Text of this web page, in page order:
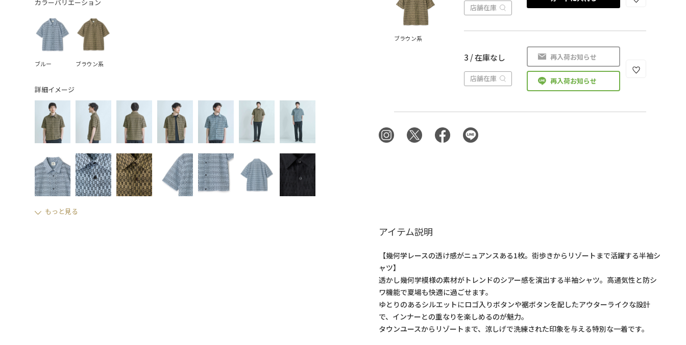
カラーバリエーション
ブルー ブラウン系
詳細イメージ
もっと見る
ブラウン系
店舗在庫
3 / 在庫なし
店舗在庫
再入荷お知らせ
再入荷お知らせ
アイテム説明
【幾何学レースの透け感がニュアンスある1枚。街歩きからリゾートまで活躍する半袖シ
ャツ】
透かし幾何学模様の素材がトレンドのシアー感を演出する半袖シャツ。高通気性と防シ
ワ機能で夏場も快適に過ごせます。
ゆとりのあるシルエットにロゴ入りボタンや裾ボタンを配したアウターライクな設計
で、インナーとの重なりを楽しめるのが魅力。
タウンユースからリゾートまで、涼しげで洗練された印象を与える特別な一着です。